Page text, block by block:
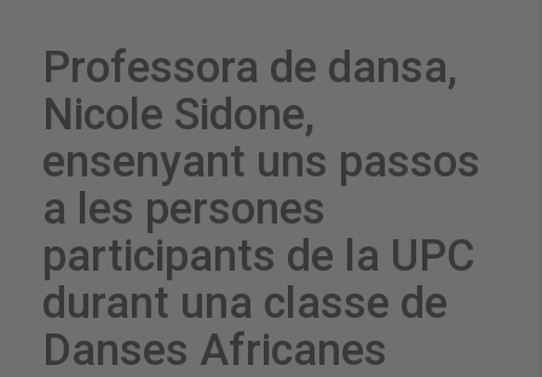
Professora de dansa,
Nicole Sidone,
ensenyant uns passos
a les persones
participants de la UPC
durant una classe de
Danses Africanes